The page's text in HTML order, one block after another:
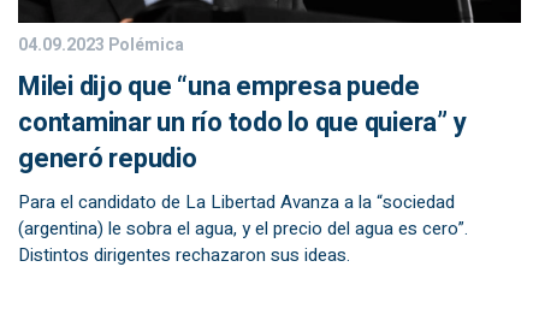
04.09.2023 Polémica
Milei dijo que “una empresa puede
contaminar un río todo lo que quiera” y
generó repudio
Para el candidato de La Libertad Avanza a la “sociedad
(argentina) le sobra el agua, y el precio del agua es cero”.
Distintos dirigentes rechazaron sus ideas.